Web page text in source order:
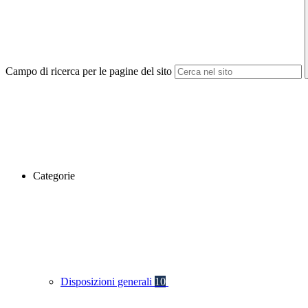
Campo di ricerca per le pagine del sito
Categorie
Disposizioni generali 10